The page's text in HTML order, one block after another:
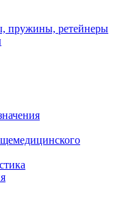
пружины, ретейнеры